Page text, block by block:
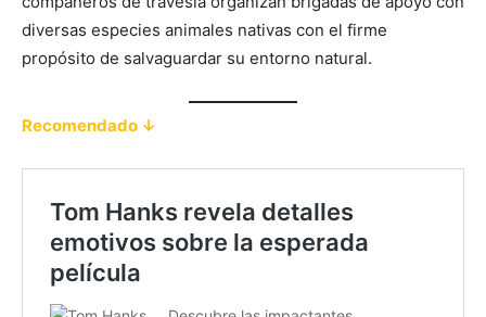
diversas especies animales nativas con el firme
propósito de salvaguardar su entorno natural.
Recomendado ↓